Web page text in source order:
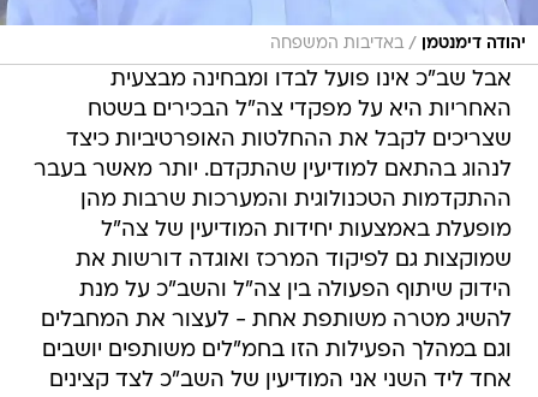
יהודה דימנטמן / באדיבות המשפחה
אבל שב"כ אינו פועל לבדו ומבחינה מבצעית
האחריות היא על מפקדי צה"ל הבכירים בשטח
שצריכים לקבל את ההחלטות האופרטיביות כיצד
לנהוג בהתאם למודיעין שהתקדם. יותר מאשר בעבר
ההתקדמות הטכנולוגית והמערכות שרבות מהן
מופעלת באמצעות יחידות המודיעין של צה"ל
שמוקצות גם לפיקוד המרכז ואוגדה דורשות את
הידוק שיתוף הפעולה בין צה"ל והשב"כ על מנת
להשיג מטרה משותפת אחת - לעצור את המחבלים
וגם במהלך הפעילות הזו בחמ"לים משותפים יושבים
אחד ליד השני אני המודיעין של השב"כ לצד קצינים